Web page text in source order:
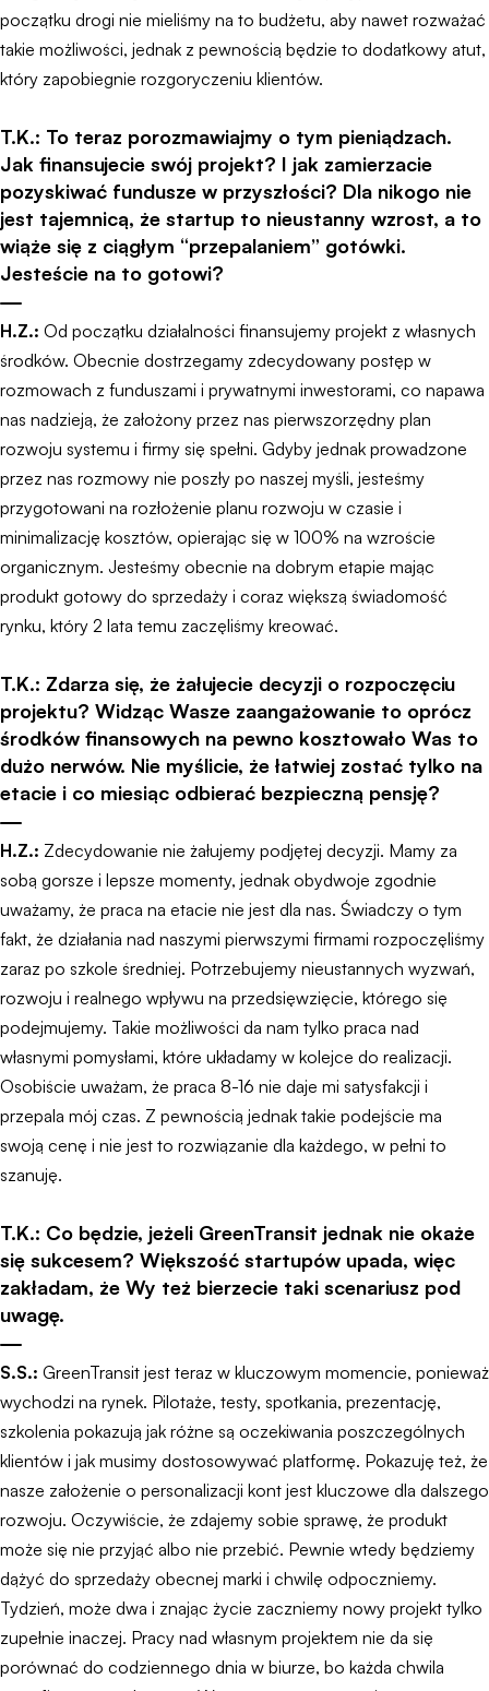
początku drogi nie mieliśmy na to budżetu, aby nawet rozważać
takie możliwości, jednak z pewnością będzie to dodatkowy atut,
który zapobiegnie rozgoryczeniu klientów.
T.K.: To teraz porozmawiajmy o tym pieniądzach.
Jak finansujecie swój projekt? I jak zamierzacie
pozyskiwać fundusze w przyszłości? Dla nikogo nie
jest tajemnicą, że startup to nieustanny wzrost, a to
wiąże się z ciągłym “przepalaniem” gotówki.
Jesteście na to gotowi?
H.Z.: Od początku działalności finansujemy projekt z własnych
środków. Obecnie dostrzegamy zdecydowany postęp w
rozmowach z funduszami i prywatnymi inwestorami, co napawa
nas nadzieją, że założony przez nas pierwszorzędny plan
rozwoju systemu i firmy się spełni. Gdyby jednak prowadzone
przez nas rozmowy nie poszły po naszej myśli, jesteśmy
przygotowani na rozłożenie planu rozwoju w czasie i
minimalizację kosztów, opierając się w 100% na wzroście
organicznym. Jesteśmy obecnie na dobrym etapie mając
produkt gotowy do sprzedaży i coraz większą świadomość
rynku, który 2 lata temu zaczęliśmy kreować.
T.K.: Zdarza się, że żałujecie decyzji o rozpoczęciu
projektu? Widząc Wasze zaangażowanie to oprócz
środków finansowych na pewno kosztowało Was to
dużo nerwów. Nie myślicie, że łatwiej zostać tylko na
etacie i co miesiąc odbierać bezpieczną pensję?
H.Z.: Zdecydowanie nie żałujemy podjętej decyzji. Mamy za
sobą gorsze i lepsze momenty, jednak obydwoje zgodnie
uważamy, że praca na etacie nie jest dla nas. Świadczy o tym
fakt, że działania nad naszymi pierwszymi firmami rozpoczęliśmy
zaraz po szkole średniej. Potrzebujemy nieustannych wyzwań,
rozwoju i realnego wpływu na przedsięwzięcie, którego się
podejmujemy. Takie możliwości da nam tylko praca nad
własnymi pomysłami, które układamy w kolejce do realizacji.
Osobiście uważam, że praca 8-16 nie daje mi satysfakcji i
przepala mój czas. Z pewnością jednak takie podejście ma
swoją cenę i nie jest to rozwiązanie dla każdego, w pełni to
szanuję.
T.K.: Co będzie, jeżeli GreenTransit jednak nie okaże
się sukcesem? Większość startupów upada, więc
zakładam, że Wy też bierzecie taki scenariusz pod
uwagę.
S.S.: GreenTransit jest teraz w kluczowym momencie, ponieważ
wychodzi na rynek. Pilotaże, testy, spotkania, prezentację,
szkolenia pokazują jak różne są oczekiwania poszczególnych
klientów i jak musimy dostosowywać platformę. Pokazuję też, że
nasze założenie o personalizacji kont jest kluczowe dla dalszego
rozwoju. Oczywiście, że zdajemy sobie sprawę, że produkt
może się nie przyjąć albo nie przebić. Pewnie wtedy będziemy
dążyć do sprzedaży obecnej marki i chwilę odpoczniemy.
Tydzień, może dwa i znając życie zaczniemy nowy projekt tylko
zupełnie inaczej. Pracy nad własnym projektem nie da się
porównać do codziennego dnia w biurze, bo każda chwila